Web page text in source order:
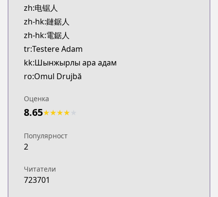
zh:电锯人
zh-hk:鏈鋸人
zh-hk:電鋸人
tr:Testere Adam
kk:Шынжырлы ара адам
ro:Omul Drujbă
Оценка
8.65★★★★
Популярност
2
Читатели
723701